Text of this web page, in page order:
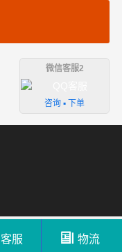
微信客服2
咨询 ▪ 下单
客服 物流